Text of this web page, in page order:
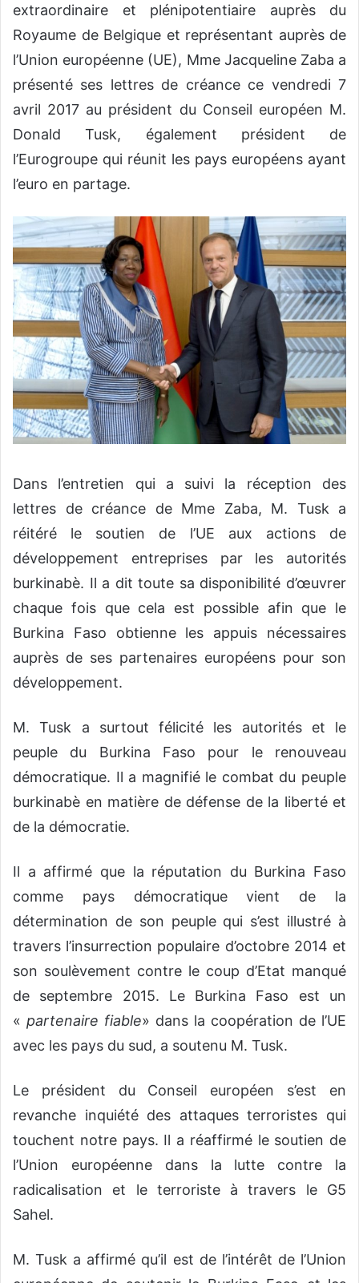
extraordinaire et plénipotentiaire auprès du
Royaume de Belgique et représentant auprès de
l’Union européenne (UE), Mme Jacqueline Zaba a
présenté ses lettres de créance ce vendredi 7
avril 2017 au président du Conseil européen M.
Donald Tusk, également président de
l’Eurogroupe qui réunit les pays européens ayant
l’euro en partage.
Dans l’entretien qui a suivi la réception des
lettres de créance de Mme Zaba, M. Tusk a
réitéré le soutien de l’UE aux actions de
développement entreprises par les autorités
burkinabè. Il a dit toute sa disponibilité d’œuvrer
chaque fois que cela est possible afin que le
Burkina Faso obtienne les appuis nécessaires
auprès de ses partenaires européens pour son
développement.
M. Tusk a surtout félicité les autorités et le
peuple du Burkina Faso pour le renouveau
démocratique. Il a magnifié le combat du peuple
burkinabè en matière de défense de la liberté et
de la démocratie.
Il a affirmé que la réputation du Burkina Faso
comme pays démocratique vient de la
détermination de son peuple qui s’est illustré à
travers l’insurrection populaire d’octobre 2014 et
son soulèvement contre le coup d’Etat manqué
de septembre 2015. Le Burkina Faso est un
« partenaire fiable» dans la coopération de l’UE
avec les pays du sud, a soutenu M. Tusk.
Le président du Conseil européen s’est en
revanche inquiété des attaques terroristes qui
touchent notre pays. Il a réaffirmé le soutien de
l’Union européenne dans la lutte contre la
radicalisation et le terroriste à travers le G5
Sahel.
M. Tusk a affirmé qu’il est de l’intérêt de l’Union